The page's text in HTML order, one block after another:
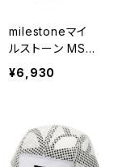
milestoneマイ
ルストーン MSC
-022 オリジナ
ルキャップ / キ
¥6,930